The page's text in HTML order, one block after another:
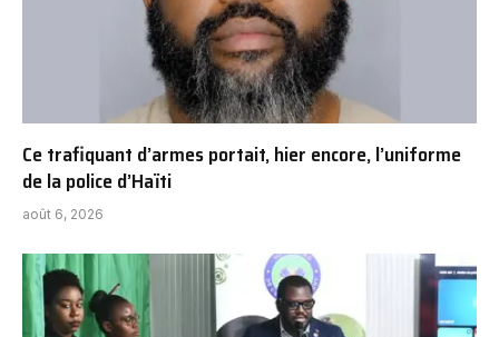
Ce trafiquant d’armes portait, hier encore, l’uniforme
de la police d’Haïti
août 6, 2026